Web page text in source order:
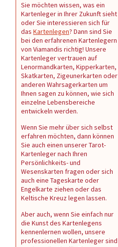
Sie möchten wissen, was ein
Kartenleger in Ihrer Zukunft sieht
oder Sie interessieren sich für
das Kartenlegen? Dann sind Sie
bei den erfahrenen Kartenlegern
von Viamandis richtig! Unsere
Kartenleger vertrauen auf
Lenormandkarten, Kipperkarten,
Skatkarten, Zigeunerkarten oder
anderen Wahrsagerkarten um
Ihnen sagen zu können, wie sich
einzelne Lebensbereiche
entwickeln werden.
Wenn Sie mehr über sich selbst
erfahren möchten, dann können
Sie auch einen unserer Tarot-
Kartenleger nach Ihren
Persönlichkeits- und
Wesenskarten fragen oder sich
auch eine Tageskarte oder
Engelkarte ziehen oder das
Keltische Kreuz legen lassen.
Aber auch, wenn Sie einfach nur
die Kunst des Kartenlegens
kennenlernen wollen, unsere
professionellen Kartenleger sind